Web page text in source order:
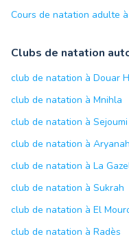
Cours de natation adulte
Clubs de natation
club de natation à Douar
club de natation à Mnihla
club de natation à Sejoumi
club de natation à Aryanah
club de natation à La
club de natation à Sukrah
club de natation à El
club de natation à Radès